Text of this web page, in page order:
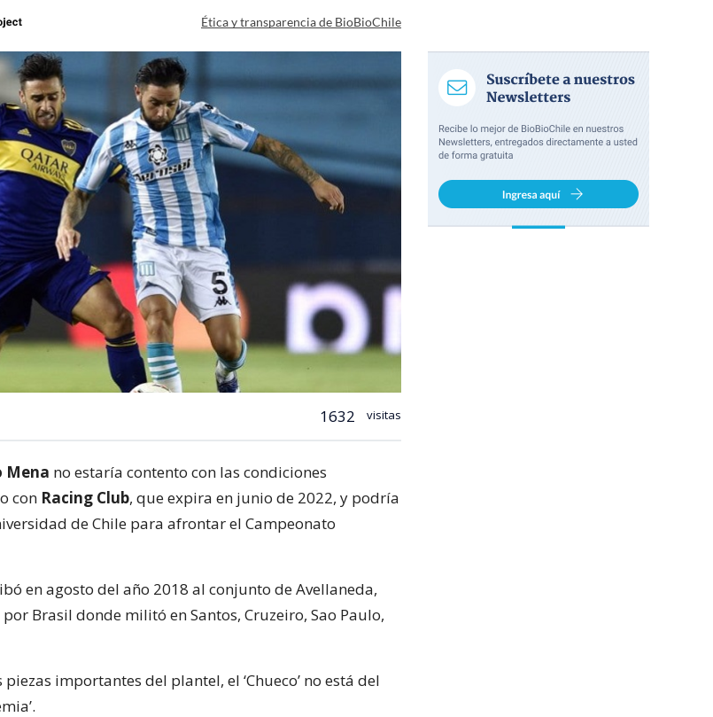
Ética y transparencia de BioBioChile
1632 visitas
Mena no estaría contento con las condiciones
con Racing Club, que expira en junio de 2022, y podría
de Chile para afrontar el Campeonato
en agosto del año 2018 al conjunto de Avellaneda,
Brasil donde militó en Santos, Cruzeiro, Sao Paulo,
importantes del plantel, el ‘Chueco’ no está del